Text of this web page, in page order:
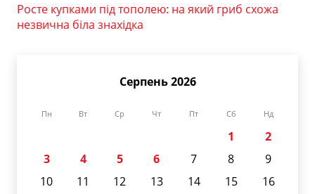
Росте купками під тополею: на який гриб схожа
незвична біла знахідка
Серпень 2026
Пн Вт Ср Чт Пт Сб Нд
1
2
3
4 5 6 7 8
9
10
11 12 13 14 15
16